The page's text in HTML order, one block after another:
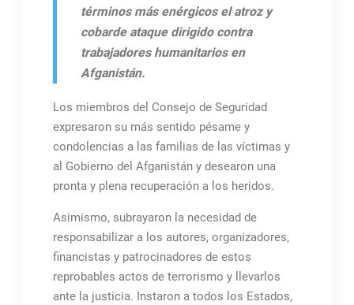
términos más enérgicos el atroz y
cobarde ataque dirigido contra
trabajadores humanitarios en
Afganistán.
Los miembros del Consejo de Seguridad
expresaron su más sentido pésame y
condolencias a las familias de las víctimas y
al Gobierno del Afganistán y desearon una
pronta y plena recuperación a los heridos.
Asimismo, subrayaron la necesidad de
responsabilizar a los autores, organizadores,
financistas y patrocinadores de estos
reprobables actos de terrorismo y llevarlos
ante la justicia. Instaron a todos los Estados,